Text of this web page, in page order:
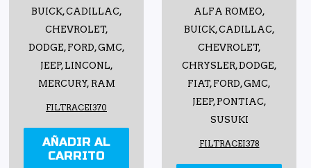
BUICK, CADILLAC,
CHEVROLET,
DODGE, FORD, GMC,
JEEP, LINCONL,
MERCURY, RAM
FILTRACEI370
AÑADIR AL
CARRITO
ALFA ROMEO,
BUICK, CADILLAC,
CHEVROLET,
CHRYSLER, DODGE,
FIAT, FORD, GMC,
JEEP, PONTIAC,
SUSUKI
FILTRACEI378